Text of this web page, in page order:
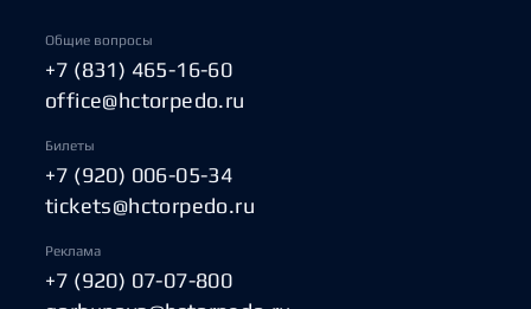
Общие вопросы
+7 (831) 465-16-60
office@hctorpedo.ru
Билеты
+7 (920) 006-05-34
tickets@hctorpedo.ru
Реклама
+7 (920) 07-07-800